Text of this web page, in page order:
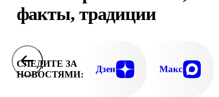
факты, традиции
СЛЕДИТЕ ЗА
НОВОСТЯМИ:
Дзен Макс